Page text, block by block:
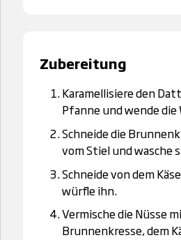
Zubereitung
Karamellisiere den
Pfanne und wende die
Schneide die
vom Stiel und wasche
Schneide von dem
würfle ihn.
Vermische die Nüsse
Brunnenkresse, dem